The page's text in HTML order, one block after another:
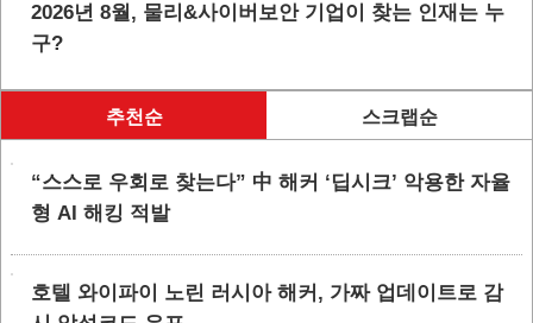
2026년 8월, 물리&사이버보안 기업이 찾는 인재는 누
구?
추천순 스크랩순
“스스로 우회로 찾는다” 中 해커 ‘딥시크’ 악용한 자율
형 AI 해킹 적발
호텔 와이파이 노린 러시아 해커, 가짜 업데이트로 감